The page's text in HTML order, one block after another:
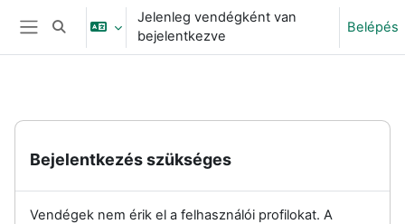
Tovább a fő tartalomhoz
Oldalpanel
Keresési bemeneti adatok váltása
Jelenleg vendégként van
bejelentkezve
Belépés
Bejelentkezés szükséges
Vendégek nem érik el a felhasználói profilokat. A